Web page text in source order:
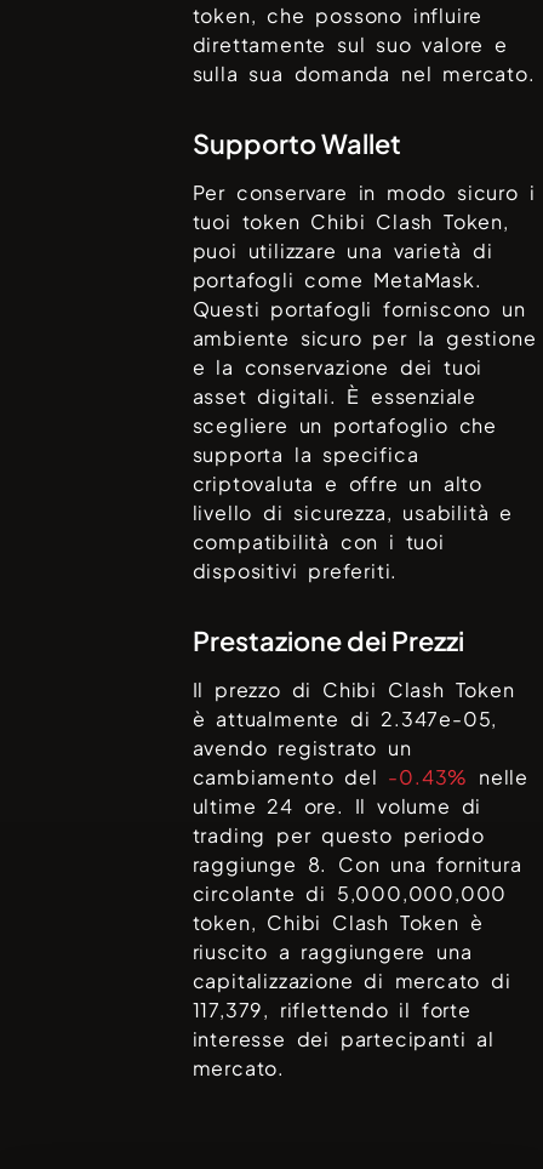
token, che possono influire
direttamente sul suo valore e
sulla sua domanda nel mercato.
Supporto Wallet
Per conservare in modo sicuro i
tuoi token Chibi Clash Token,
puoi utilizzare una varietà di
portafogli come MetaMask.
Questi portafogli forniscono un
ambiente sicuro per la gestione
e la conservazione dei tuoi
asset digitali. È essenziale
scegliere un portafoglio che
supporta la specifica
criptovaluta e offre un alto
livello di sicurezza, usabilità e
compatibilità con i tuoi
dispositivi preferiti.
Prestazione dei Prezzi
Il prezzo di Chibi Clash Token
è attualmente di 2.347e-05,
avendo registrato un
cambiamento del -0.43% nelle
ultime 24 ore. Il volume di
trading per questo periodo
raggiunge 8. Con una fornitura
circolante di 5,000,000,000
token, Chibi Clash Token è
riuscito a raggiungere una
capitalizzazione di mercato di
117,379, riflettendo il forte
interesse dei partecipanti al
mercato.